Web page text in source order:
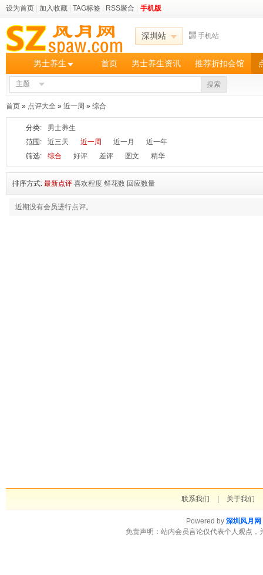
设为首页 加入收藏 TAG标签 RSS聚合 手机版
深圳站 手机站
男士养生 首页 男士养生资讯 推荐折扣会馆
主题 搜索
首页 » 点评大全 » 近一周 » 综合
分类:
男士养生
范围:
近三天 近一周 近一月
近一年
筛选:
综合 好评 差评 图文 精华
排序方式: 最新点评 喜欢程度 鲜花数 回应数量
近期没有会员进行点评。
联系我们 关于我们
Powered by 深圳风月网
免责声明：站内会员言论仅代表个人观点